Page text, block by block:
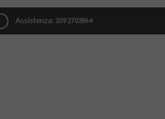
Assistenza: 339 2703864